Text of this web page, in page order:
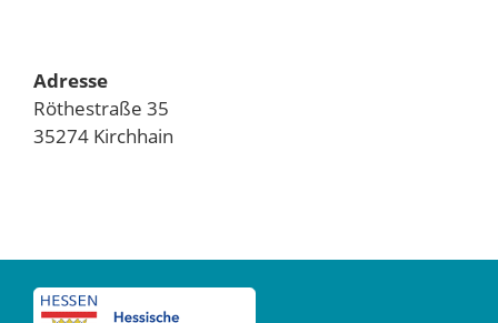
Adresse
Röthestraße 35
35274 Kirchhain